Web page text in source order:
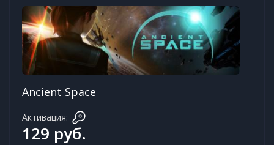
Ancient Space
Активация:
129 руб.